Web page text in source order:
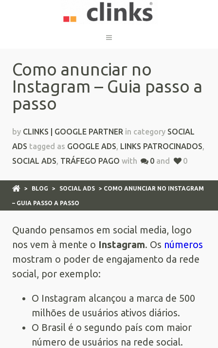
Como anunciar no
Instagram – Guia passo a
passo
by CLINKS | GOOGLE PARTNER in category SOCIAL
ADS tagged as GOOGLE ADS, LINKS PATROCINADOS,
SOCIAL ADS, TRÁFEGO PAGO with 0 and 0
> BLOG > SOCIAL ADS > COMO ANUNCIAR NO INSTAGRAM
– GUIA PASSO A PASSO
Quando pensamos em social media, logo
nos vem à mente o Instagram. Os números
mostram o poder de engajamento da rede
social, por exemplo:
O Instagram alcançou a marca de 500
milhões de usuários ativos diários.
O Brasil é o segundo país com maior
número de usuários na rede social.